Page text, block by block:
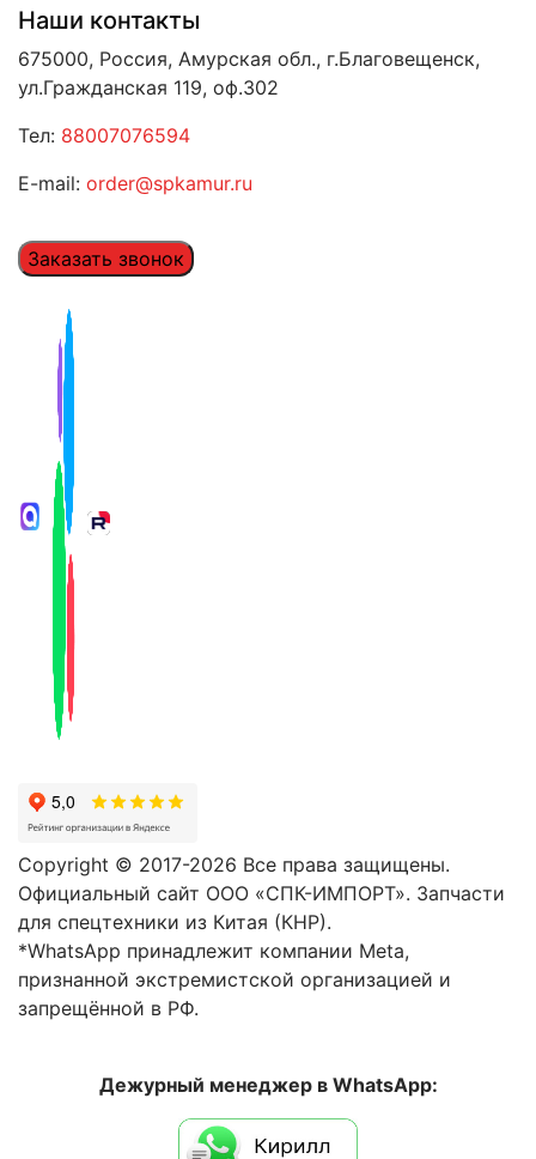
Наши контакты
675000, Россия, Амурская обл., г.Благовещенск,
ул.Гражданская 119, оф.302
Тел: 88007076594
E-mail: order@spkamur.ru
Заказать звонок
Copyright © 2017-2026 Все права защищены.
Официальный сайт ООО «СПК-ИМПОРТ». Запчасти
для спецтехники из Китая (КНР).
*WhatsApp принадлежит компании Meta,
признанной экстремистской организацией и
запрещённой в РФ.
Дежурный менеджер в WhatsApp: